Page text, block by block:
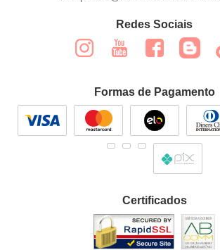
Redes Sociais
Formas de Pagamento
Certificados